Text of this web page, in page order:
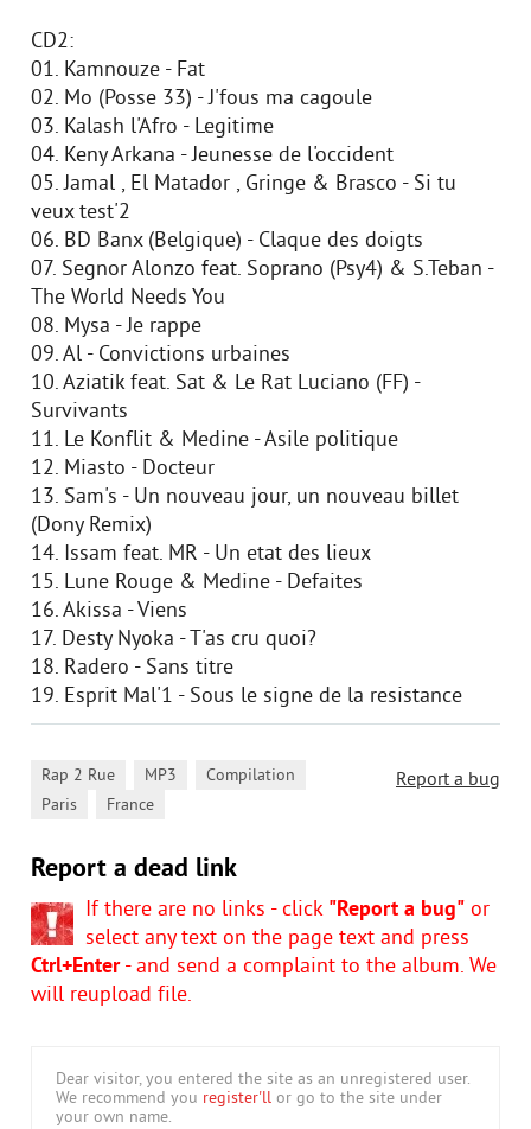
CD2:
01. Kamnouze - Fat
02. Mo (Posse 33) - J'fous ma cagoule
03. Kalash l'Afro - Legitime
04. Keny Arkana - Jeunesse de l'occident
05. Jamal , El Matador , Gringe & Brasco - Si tu
veux test'2
06. BD Banx (Belgique) - Claque des doigts
07. Segnor Alonzo feat. Soprano (Psy4) & S.Teban -
The World Needs You
08. Mysa - Je rappe
09. Al - Convictions urbaines
10. Aziatik feat. Sat & Le Rat Luciano (FF) -
Survivants
11. Le Konflit & Medine - Asile politique
12. Miasto - Docteur
13. Sam's - Un nouveau jour, un nouveau billet
(Dony Remix)
14. Issam feat. MR - Un etat des lieux
15. Lune Rouge & Medine - Defaites
16. Akissa - Viens
17. Desty Nyoka - T'as cru quoi?
18. Radero - Sans titre
19. Esprit Mal'1 - Sous le signe de la resistance
Report a bug
Rap 2 Rue MP3 Compilation
Paris France
Report a dead link
If there are no links - click "Report a bug" or
select any text on the page text and press
Ctrl+Enter- and send a complaint to the album. We
will reupload file.
Dear visitor, you entered the site as an unregistered user.
We recommend you register'll or go to the site under
your own name.